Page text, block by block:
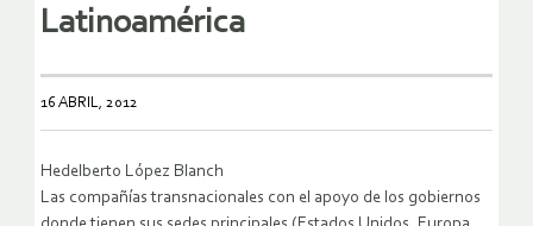
Latinoamérica
16 ABRIL, 2012
Hedelberto López Blanch
Las compañías transnacionales con el apoyo de los gobiernos